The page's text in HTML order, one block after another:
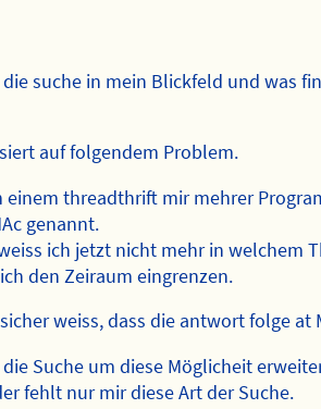
suche in mein Blickfeld und was
auf folgendem Problem.
einem threadthrift mir mehrer
genannt.
ich jetzt nicht mehr in welchem
den Zeiraum eingrenzen.
weiss, dass die antwort folge at
Suche um diese Möglicheit
fehlt nur mir diese Art der Suche.